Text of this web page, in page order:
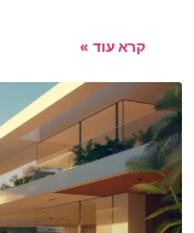
קרא עוד »